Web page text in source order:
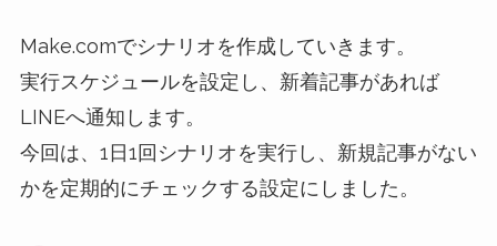
Make.comでシナリオを作成していきます。
実行スケジュールを設定し、新着記事があれば
LINEへ通知します。
今回は、1日1回シナリオを実行し、新規記事がない
かを定期的にチェックする設定にしました。